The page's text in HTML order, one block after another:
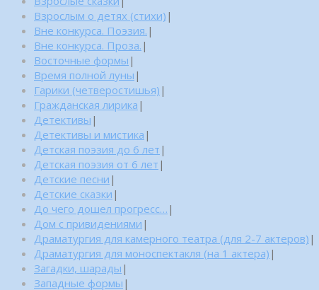
Взрослым о детях (стихи) |
Вне конкурса. Поэзия. |
Вне конкурса. Проза. |
Восточные формы |
Время полной луны |
Гарики (четверостишья) |
Гражданская лирика |
Детективы |
Детективы и мистика |
Детская поэзия до 6 лет |
Детская поэзия от 6 лет |
Детские песни |
Детские сказки |
До чего дошел прогресс… |
Дом с привидениями |
Драматургия для камерного театра (для 2-7 актеров) |
Драматургия для моноспектакля (на 1 актера) |
Загадки, шарады |
Западные формы |